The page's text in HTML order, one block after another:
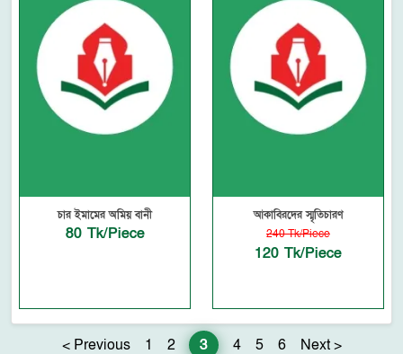
চার ইমামের অমিয় বানী
80 Tk/Piece
আকাবিরদের স্মৃতিচারণ
240 Tk/Piece
120 Tk/Piece
< Previous 1 2 3 4 5 6 Next >